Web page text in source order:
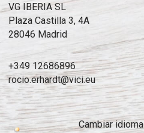
VG IBERIA SL
Plaza Castilla 3, 4A
28046 Madrid
+349 12686896
rocio.erhardt@vici.eu
Cambiar idioma